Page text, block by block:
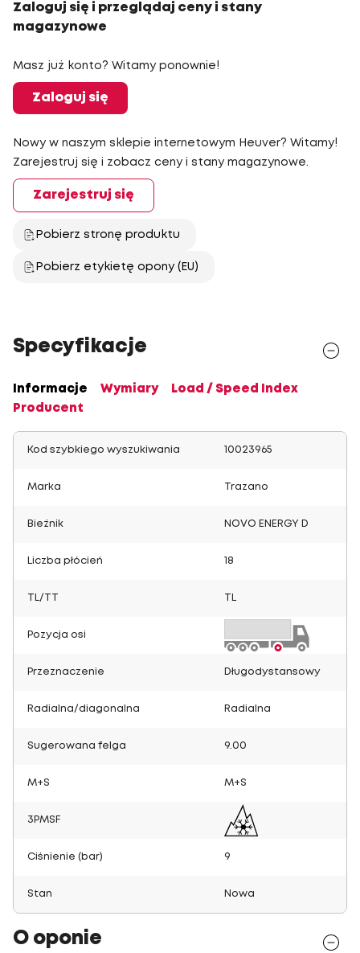
Zaloguj się i przeglądaj ceny i stany
magazynowe
Masz już konto? Witamy ponownie!
Zaloguj się
Nowy w naszym sklepie internetowym Heuver? Witamy!
Zarejestruj się i zobacz ceny i stany magazynowe.
Zarejestruj się
Pobierz stronę produktu
Pobierz etykietę opony (EU)
Specyfikacje
Informacje Wymiary
Load / Speed Index
Producent
Kod szybkiego wyszukiwania 10023965
Marka Trazano
Bieżnik NOVO ENERGY D
Liczba płócień 18
TL/TT
Pozycja osi
Przeznaczenie Długodystansowy
Radialna/diagonalna Radialna
Sugerowana felga 9.00
M+S M+S
3PMSF
Ciśnienie (bar) 9
Stan Nowa
O oponie